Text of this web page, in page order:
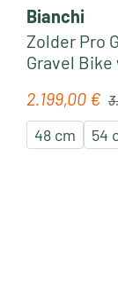
Bianchi
Zolder Pro
2.199,00 €
48 cm 54